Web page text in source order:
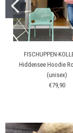
FISCHUPPEN-
Hiddensee Hoodie
(unisex)
€79,90